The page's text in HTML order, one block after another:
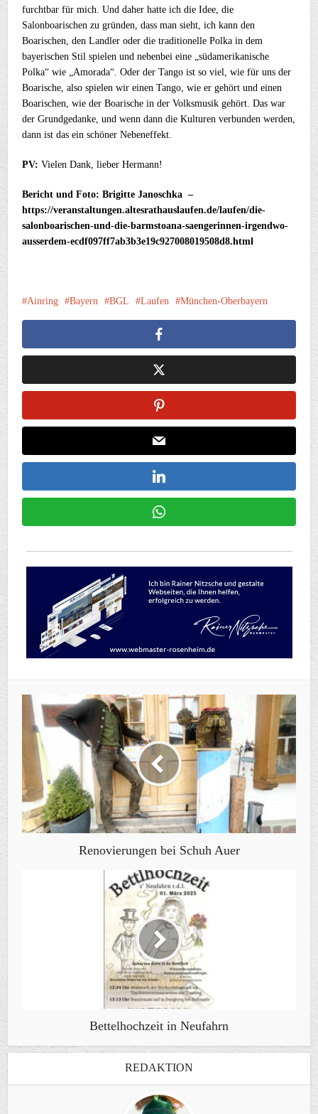
furchtbar für mich. Und daher hatte ich die Idee, die
Salonboarischen zu gründen, dass man sieht, ich kann den
Boarischen, den Landler oder die traditionelle Polka in dem
bayerischen Stil spielen und nebenbei eine „südamerikanische
Polka“ wie „Amorada“. Oder der Tango ist so viel, wie für uns der
Boarische, also spielen wir einen Tango, wie er gehört und einen
Boarischen, wie der Boarische in der Volksmusik gehört. Das war
der Grundgedanke, und wenn dann die Kulturen verbunden werden,
dann ist das ein schöner Nebeneffekt.
PV:Vielen Dank, lieber Hermann!
Bericht und Foto: Brigitte Janoschka –
https://veranstaltungen.altesrathauslaufen.de/laufen/die-
salonboarischen-und-die-barmstoana-saengerinnen-irgendwo-
ausserdem-ecdf097ff7ab3b3e19c927008019508d8.html
Ainring Bayern BGL Laufen München-Oberbayern
Renovierungen bei Schuh Auer
Bettelhochzeit in Neufahrn
REDAKTION